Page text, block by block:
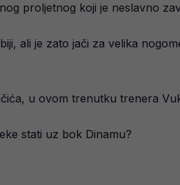
proljetnog koji je neslavno
ali je zato jači za velika
u ovom trenutku trenera
stati uz bok Dinamu?